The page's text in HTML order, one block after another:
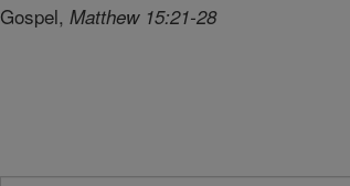
Gospel,Matthew 15:21-28